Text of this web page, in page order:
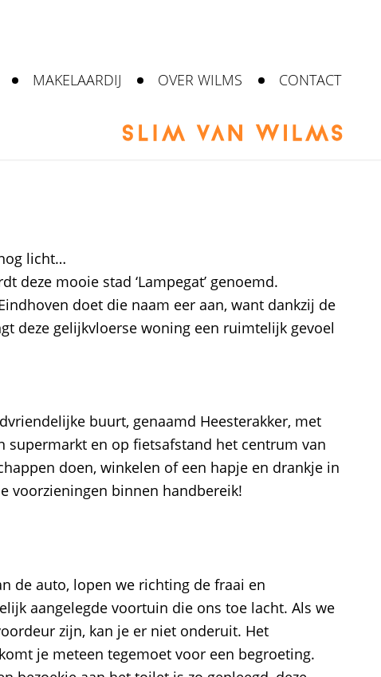
MAKELAARDIJ OVER WILMS CONTACT
licht…
deze mooie stad ‘Lampegat’ genoemd.
doet die naam eer aan, want dankzij de
deze gelijkvloerse woning een ruimtelijk gevoel
buurt, genaamd Heesterakker, met
supermarkt en op fietsafstand het centrum van
doen, winkelen of een hapje en drankje in
voorzieningen binnen handbereik!
de auto, lopen we richting de fraai en
aangelegde voortuin die ons toe lacht. Als we
zijn, kan je er niet onderuit. Het
je meteen tegemoet voor een begroeting.